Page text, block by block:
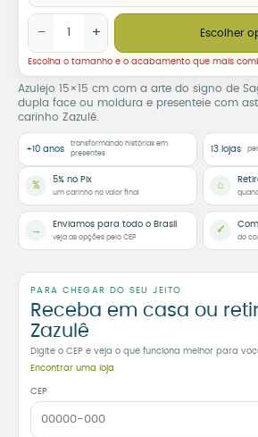
Azulejo 15×15 cm com a arte do signo de
dupla face ou moldura e presenteie com
carinho Zazulê.
Azulejo Decorativo Signo de Sagitário
− + Escolher
Escolha o tamanho e o acabamento que mais
+10 anos
transformando histórias em
presentes
13 lojas
% 5% no Pix
um carinho no valor final
⌂
→ Enviamos para todo o Brasil
veja as opções pelo CEP
✓
do
PARA CHEGAR DO SEU JEITO
Receba em casa ou
Zazulê
Digite o CEP e veja o que funciona melhor para
Encontrar uma loja
CEP